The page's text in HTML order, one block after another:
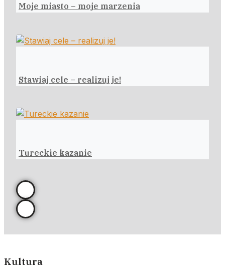
Moje miasto – moje marzenia
Stawiaj cele – realizuj je!
Tureckie kazanie
Kultura